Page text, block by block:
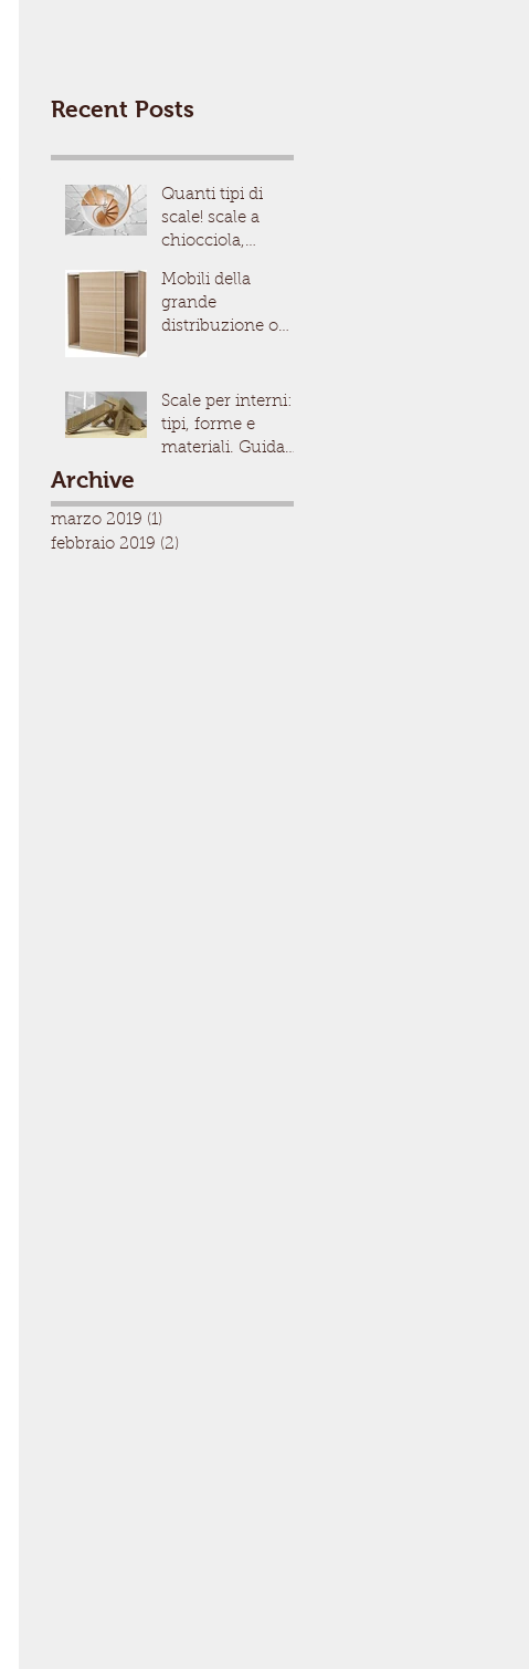
Recent Posts
Quanti tipi di
scale! scale a
chiocciola,
prefabbricate..vedi
amole insieme.
Mobili della
grande
distribuzione o
differenze
Scale per interni:
tipi, forme e
materiali. Guida
Archive
marzo 2019 (1)
febbraio 2019 (2)